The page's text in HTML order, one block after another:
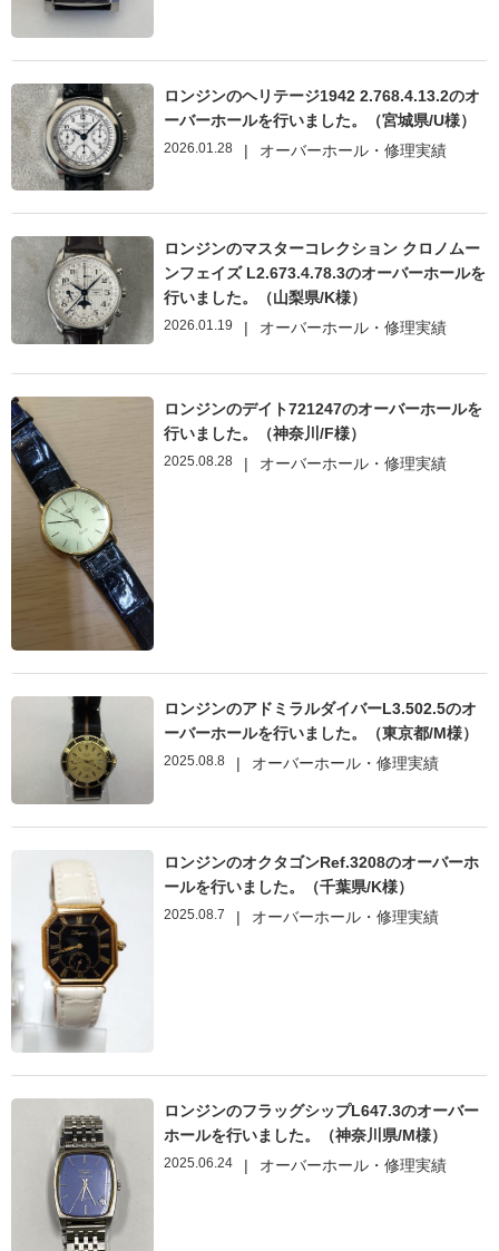
ロンジンのヘリテージ1942 2.768.4.13.2のオ
ーバーホールを行いました。（宮城県/U様）
2026.01.28 | オーバーホール・修理実績
ロンジンのマスターコレクション クロノムー
ンフェイズ L2.673.4.78.3のオーバーホールを
行いました。（山梨県/K様）
2026.01.19 | オーバーホール・修理実績
ロンジンのデイト721247のオーバーホールを
行いました。（神奈川/F様）
2025.08.28 | オーバーホール・修理実績
ロンジンのアドミラルダイバーL3.502.5のオ
ーバーホールを行いました。（東京都/M様）
2025.08.8 | オーバーホール・修理実績
ロンジンのオクタゴンRef.3208のオーバーホ
ールを行いました。（千葉県/K様）
2025.08.7 | オーバーホール・修理実績
ロンジンのフラッグシップL647.3のオーバー
ホールを行いました。（神奈川県/M様）
2025.06.24 | オーバーホール・修理実績